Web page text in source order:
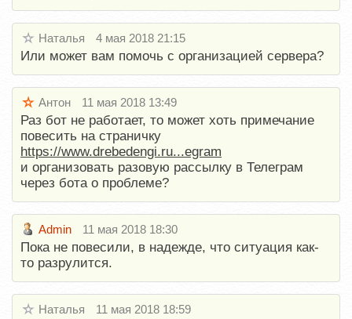
Наталья 4 мая 2018 21:15
Или может вам помочь с организацией сервера?
Антон 11 мая 2018 13:49
Раз бот не работает, то может хоть примечание
повесить на страничку
https://www.drebedengi.ru...egram
и организовать разовую рассылку в Телеграм
через бота о проблеме?
Admin 11 мая 2018 18:30
Пока не повесили, в надежде, что ситуация как-
то разрулится.
Наталья 11 мая 2018 18:59